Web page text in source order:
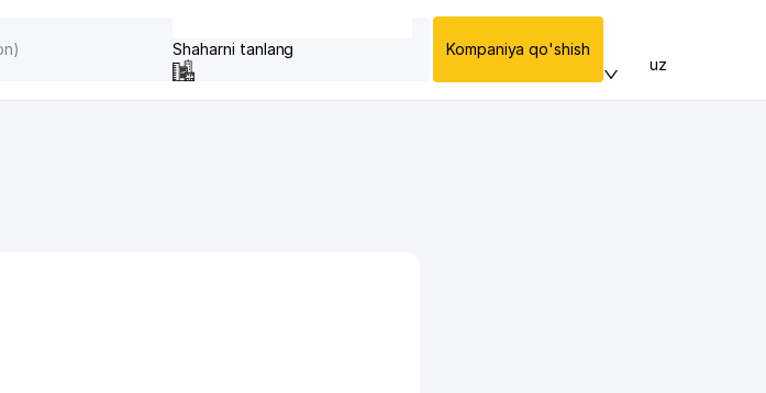
Shaharni tanlang Kompaniya qo'shish
uz